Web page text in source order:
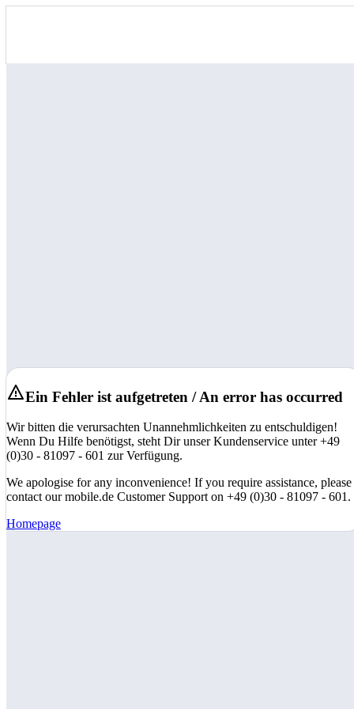
Ein Fehler ist aufgetreten / An error has occurred
Wir bitten die verursachten Unannehmlichkeiten zu entschuldigen!
Wenn Du Hilfe benötigst, steht Dir unser Kundenservice unter +49
(0)30 - 81097 - 601 zur Verfügung.
We apologise for any inconvenience! If you require assistance, please
contact our mobile.de Customer Support on +49 (0)30 - 81097 - 601.
Homepage